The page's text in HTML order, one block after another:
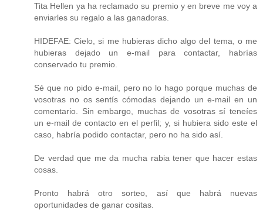
Tita Hellen ya ha reclamado su premio y en breve me voy a
enviarles su regalo a las ganadoras.
HIDEFAE: Cielo, si me hubieras dicho algo del tema, o me
hubieras dejado un e-mail para contactar, habrías
conservado tu premio.
Sé que no pido e-mail, pero no lo hago porque muchas de
vosotras no os sentís cómodas dejando un e-mail en un
comentario. Sin embargo, muchas de vosotras sí teneíes
un e-mail de contacto en el perfil; y, si hubiera sido este el
caso, habría podido contactar, pero no ha sido así.
De verdad que me da mucha rabia tener que hacer estas
cosas.
Pronto habrá otro sorteo, así que habrá nuevas
oportunidades de ganar cositas.